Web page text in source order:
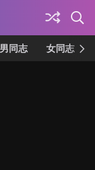
男同志 女同志